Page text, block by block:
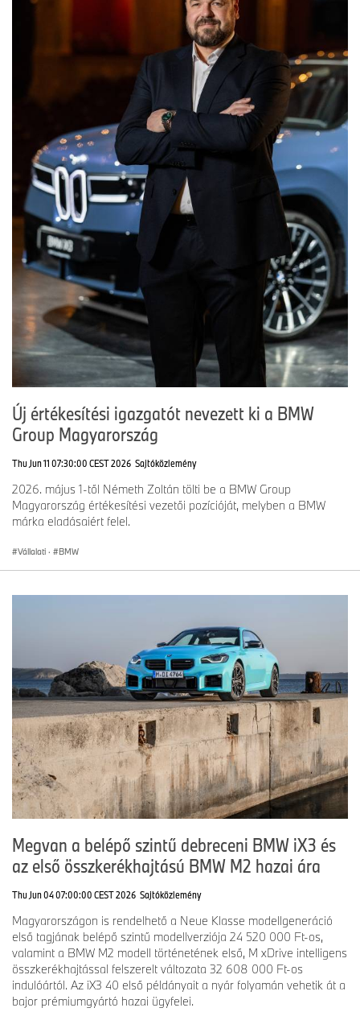
Új értékesítési igazgatót nevezett ki a BMW
Group Magyarország
Thu Jun 11 07:30:00 CEST 2026 Sajtóközlemény
2026. május 1-től Németh Zoltán tölti be a BMW Group
Magyarország értékesítési vezetői pozícióját, melyben a BMW
márka eladásaiért felel.
Vállalati · BMW
Megvan a belépő szintű debreceni BMW iX3 és
az első összkerékhajtású BMW M2 hazai ára
Thu Jun 04 07:00:00 CEST 2026 Sajtóközlemény
Magyarországon is rendelhető a Neue Klasse modellgeneráció
első tagjának belépő szintű modellverziója 24 520 000 Ft-os,
valamint a BMW M2 modell történetének első, M xDrive intelligens
összkerékhajtással felszerelt változata 32 608 000 Ft-os
indulóártól. Az iX3 40 első példányait a nyár folyamán vehetik át a
bajor prémiumgyártó hazai ügyfelei.